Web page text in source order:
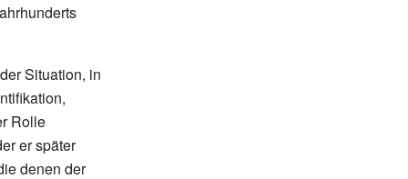
der Situation, in
Rolle
er später
denen der